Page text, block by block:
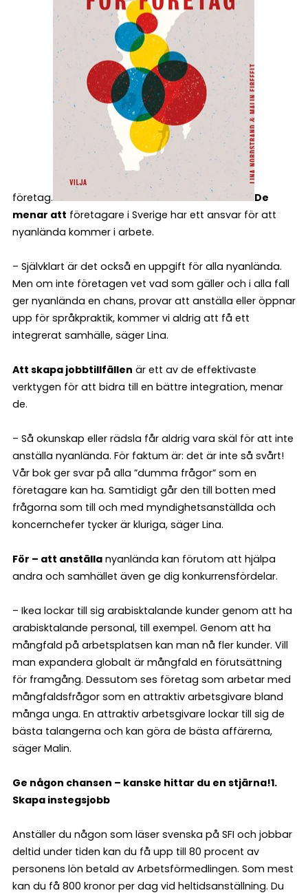
företag.
De
menar att företagare i Sverige har ett ansvar för att
nyanlända kommer i arbete.
– Självklart är det också en uppgift för alla nyanlända.
Men om inte företagen vet vad som gäller och i alla fall
ger nyanlända en chans, provar att anställa eller öppnar
upp för språkpraktik, kommer vi aldrig att få ett
integrerat samhälle, säger Lina.
Att skapa jobbtillfällen är ett av de effektivaste
verktygen för att bidra till en bättre integration, menar
de.
– Så okunskap eller rädsla får aldrig vara skäl för att inte
anställa nyanlända. För faktum är: det är inte så svårt!
Vår bok ger svar på alla ”dumma frågor” som en
företagare kan ha. Samtidigt går den till botten med
frågorna som till och med myndighetsanställda och
koncernchefer tycker är kluriga, säger Lina.
För – att anställa nyanlända kan förutom att hjälpa
andra och samhället även ge dig konkurrensfördelar.
– Ikea lockar till sig arabisktalande kunder genom att ha
arabisktalande personal, till exempel. Genom att ha
mångfald på arbetsplatsen kan man nå fler kunder. Vill
man expandera globalt är mångfald en förutsättning
för framgång. Dessutom ses företag som arbetar med
mångfaldsfrågor som en attraktiv arbetsgivare bland
många unga. En attraktiv arbetsgivare lockar till sig de
bästa talangerna och kan göra de bästa affärerna,
säger Malin.
Ge någon chansen – kanske hittar du en stjärna!1.
Skapa instegsjobb
Anställer du någon som läser svenska på SFI och jobbar
deltid under tiden kan du få upp till 80 procent av
personens lön betald av Arbetsförmedlingen. Som mest
kan du få 800 kronor per dag vid heltidsanställning. Du